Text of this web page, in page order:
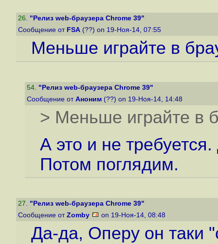
26. "Релиз web-браузера Chrome 39"
Сообщение от FSA (??) on 19-Ноя-14, 07:55
Меньше играйте в
54. "Релиз web-браузера Chrome 39"
Сообщение от Аноним (??) on 19-Ноя-14, 14:48
> Меньше играйте в
А это и не
Потом поглядим.
27. "Релиз web-браузера Chrome 39"
Сообщение от Zomby on 19-Ноя-14, 08:48
Да-да, Оперу он таки